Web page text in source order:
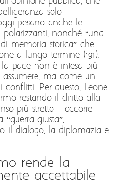
solo
pesano anche le
nonché “una
memoria storica” che
a lungo termine (191).
la pace non è intesa più
ma come un
conflitti. Per questo, Leone
restando il diritto alla
più stretto – occorre
“guerra giusta”,
il dialogo, la diplomazia e
rende la
accettabile